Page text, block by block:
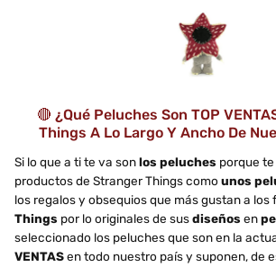
🔴 ¿Qué Peluches Son TOP
Things A Lo Largo Y Ancho De
Si lo que a ti te va sonlos peluches porque
productos de Stranger Things comounos
los regalos y obsequios que más gustan a los
Things por lo originales de susdiseños en
seleccionado los peluches que son en la
VENTASen todo nuestro país y suponen, de